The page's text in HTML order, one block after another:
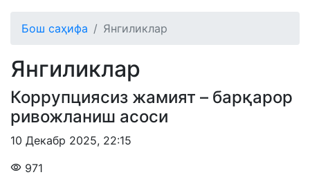
Бош саҳифа Янгиликлар
Янгиликлар
Коррупциясиз жамият – барқарор
ривожланиш асоси
10 Декабр 2025, 22:15
971